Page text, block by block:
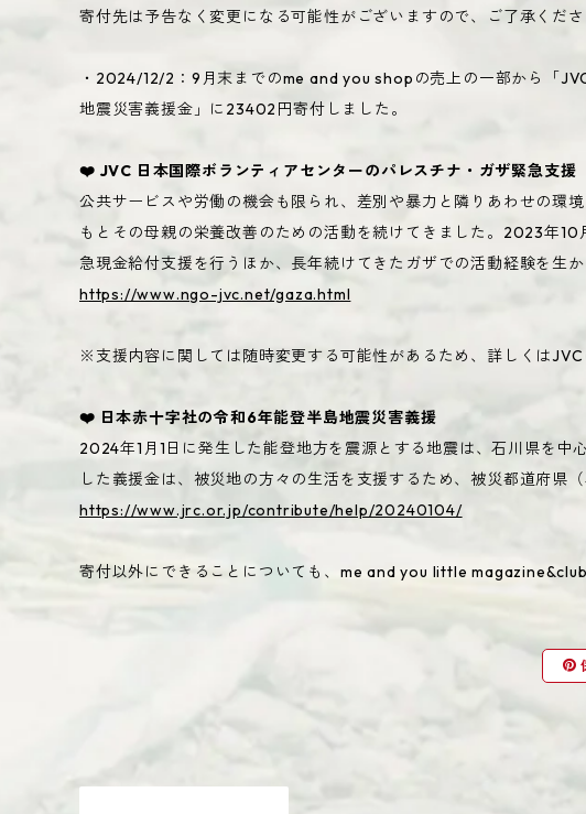
寄付先は予告なく変更になる可能性がございますので、ご了承くださ
・2024/12/2：9月末までのme and you shopの売上の一部から「
地震災害義援金」に23402円寄付しました。
❤️ JVC 日本国際ボランティアセンターのパレスチナ・ガザ緊急支援
公共サービスや労働の機会も限られ、差別や暴力と隣りあわせの環
もとその母親の栄養改善のための活動を続けてきました。2023年
急現金給付支援を行うほか、長年続けてきたガザでの活動経験を生
https://www.ngo-jvc.net/gaza.html
※支援内容に関しては随時変更する可能性があるため、詳しくはJVC
❤️ 日本赤十字社の令和6年能登半島地震災害義援
2024年1月1日に発生した能登地方を震源とする地震は、石川県を
した義援金は、被災地の方々の生活を支援するため、被災都道府県
https://www.jrc.or.jp/contribute/help/20240104/
寄付以外にできることについても、me and you little